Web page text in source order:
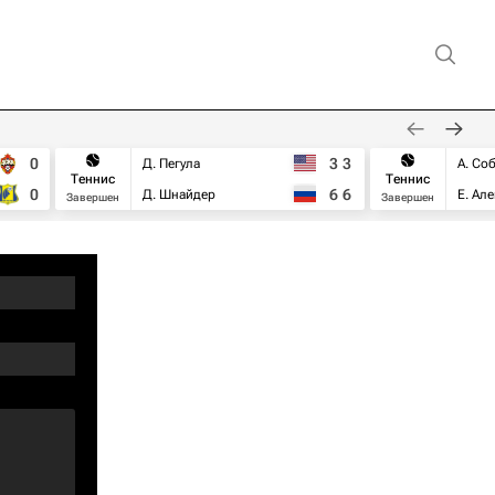
0
0
Теннис
Завершен
Д. Пегула
Д. Шнайдер
3 3
6 6
Теннис
Завершен
А.
Е.